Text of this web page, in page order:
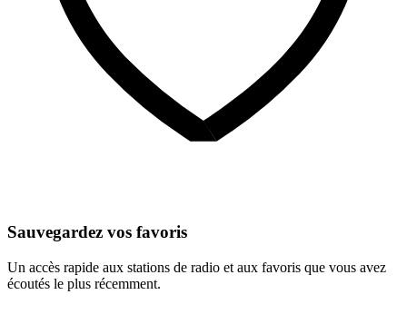
Sauvegardez vos favoris
Un accès rapide aux stations de radio et aux favoris que vous avez
écoutés le plus récemment.